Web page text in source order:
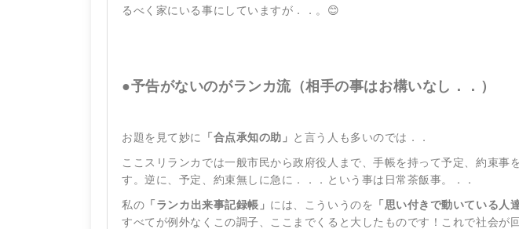
るべく家にいる事にしていますが．．。😊
●予告がないのがランカ流（相手の事はお構いなし．．）
お題を見て妙に 「合点承知の助」 と言う人も多いのでは．．
ここスリランカでは一般市民から政府役人まで、手帳を持って予定、約束
す。逆に、予定、約束無しに急に．．．という事は日常茶飯事。．．
私の 「ランカ出来事記録帳」 には、こういうのを 「思い付きで動いている人達
すべてが例外なくこの調子、ここまでくると大したものです！これで社会が